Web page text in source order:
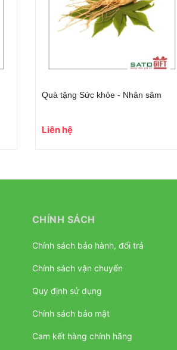
Quà tặng Sức khỏe - Nhân sâm
Liên hệ
CHÍNH SÁCH
Chính sách bảo hành, đổi trả
Chính sách vận chuyển
Quy định sử dụng
Chính sách bảo mật
Cam kết hàng chính hãng